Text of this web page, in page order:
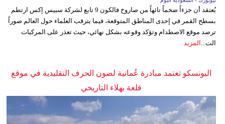
يُعتقد أن جزءاً ضخماً تائهاً من صاروخ فالكون 9 تابع لشركة سبيس إكس ارتطم
بسطح القمر في إحدى المناطق المتوقعة، فيما يترقب العلماء حول العالم صوراً
ترصد موقع الاصطدام وتؤكد وقوعه بشكل نهائي، حيث تعذر على المركبات
الت...
المزيد
اليونسكو تعتمد مبادرة عُمانية لصون الحرف التقليدية في موقع
قلعة بهلاء التاريخي